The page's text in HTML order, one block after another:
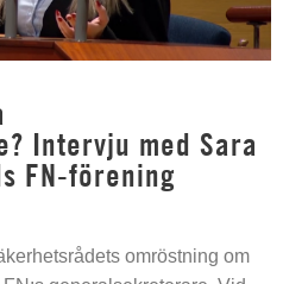
Intervju med Sara
FN-förening
omröstning om